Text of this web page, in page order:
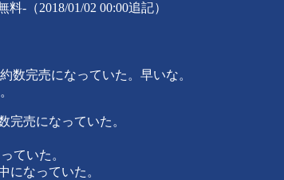
-（2018/01/02 00:00追記）
数完売になっていた。早いな。
完売になっていた。
ていた。
になっていた。